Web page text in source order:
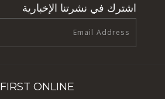
اشترك في نشرتنا الإخبارية
FIRST ONLINE -